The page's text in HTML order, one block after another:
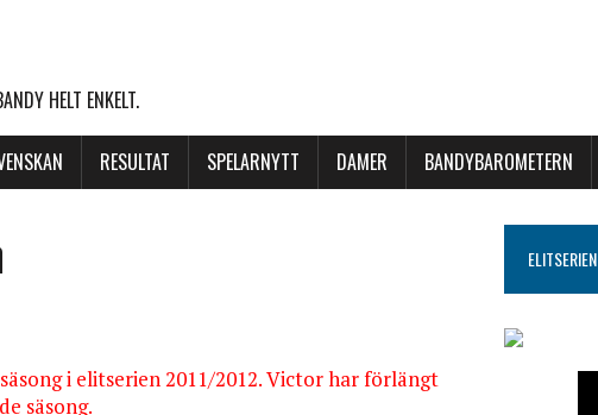
HELT ENKELT.
RESULTAT SPELARNYTT DAMER BANDYBAROMETERN
i elitserien 2011/2012. Victor har förlängt
säsong.
ELITSERIEN